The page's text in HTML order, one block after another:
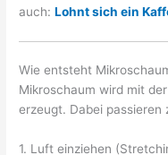
auch:Lohnt sich ein
Wie entsteht
Mikroschaum wird mit
erzeugt. Dabei passieren
1. Luft einziehen